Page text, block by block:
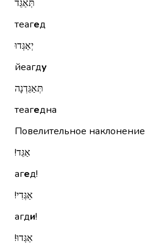
תְּאַגֵּד
теагед
יְאַגְּדוּ
йеагду
תְּאַגֵּדְנָה
теагедна
Повелительное наклонение
אַגֵּד!‏
агед!
אַגְּדִי!‏
агди!
אַגְּדוּ!‏